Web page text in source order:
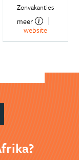
Zonvakanties
meer
website